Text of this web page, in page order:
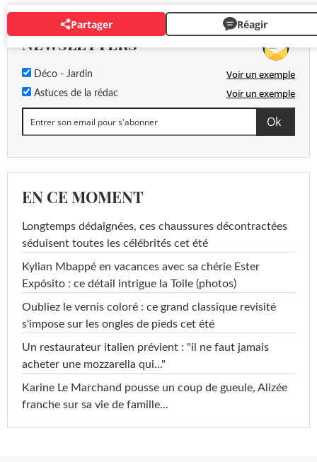
Partager Réagir
NEWSLETTERS
Déco - Jardin Voir un exemple
Astuces de la rédac Voir un exemple
EN CE MOMENT
Longtemps dédaignées, ces chaussures décontractées
séduisent toutes les célébrités cet été
Kylian Mbappé en vacances avec sa chérie Ester
Expósito : ce détail intrigue la Toile (photos)
Oubliez le vernis coloré : ce grand classique revisité
s'impose sur les ongles de pieds cet été
Un restaurateur italien prévient : "il ne faut jamais
acheter une mozzarella qui..."
Karine Le Marchand pousse un coup de gueule, Alizée
franche sur sa vie de famille...